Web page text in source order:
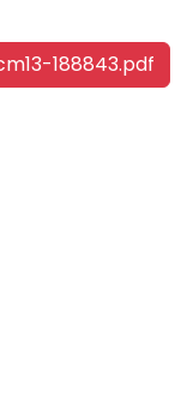
188843.pdf